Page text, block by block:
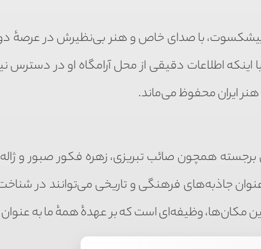
پیشکسوت، با صدای خاص و هنر بی‌نظیرش در عرصهٔ
اینکه اطلاعات دقیقی از محل آرامگاه او در دسترس
ایران محفوظ می‌ماند.
همچون صائب تبریزی، زهره فکور صبور و ژاله
عنوان جاذبه‌های فرهنگی و تاریخی می‌توانند در
مکان‌ها، وظیفه‌ای است که بر عهدهٔ همهٔ ما به